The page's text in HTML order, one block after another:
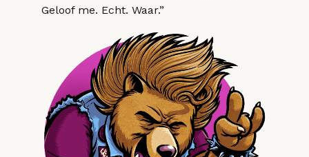
Geloof me. Echt. Waar.”